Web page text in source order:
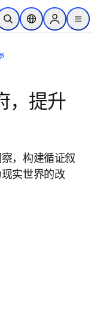
内容
开放搜索位置选择器Sign in to
menu
，提升
，构建循证叙
实世界的改